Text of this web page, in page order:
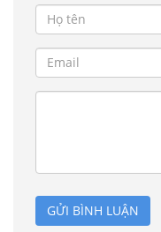
GỬI BÌNH LUẬN